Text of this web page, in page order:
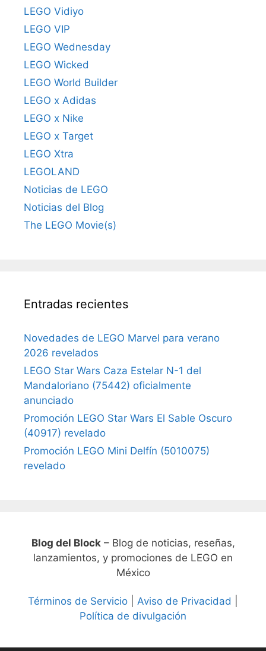
LEGO Vidiyo
LEGO VIP
LEGO Wednesday
LEGO Wicked
LEGO World Builder
LEGO x Adidas
LEGO x Nike
LEGO x Target
LEGO Xtra
LEGOLAND
Noticias de LEGO
Noticias del Blog
The LEGO Movie(s)
Entradas recientes
Novedades de LEGO Marvel para verano
2026 revelados
LEGO Star Wars Caza Estelar N-1 del
Mandaloriano (75442) oficialmente
anunciado
Promoción LEGO Star Wars El Sable Oscuro
(40917) revelado
Promoción LEGO Mini Delfín (5010075)
revelado
Blog del Block– Blog de noticias, reseñas,
lanzamientos, y promociones de LEGO en
México
Términos de Servicio Aviso de Privacidad
Política de divulgación